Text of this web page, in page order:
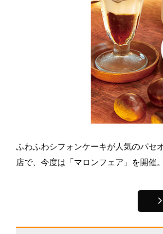
ふわふわシフォンケーキが人気のパセ
店で、今度は「マロンフェア」を開催。